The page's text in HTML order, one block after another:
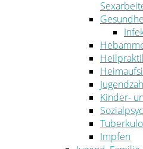
Kinder-
Impfen